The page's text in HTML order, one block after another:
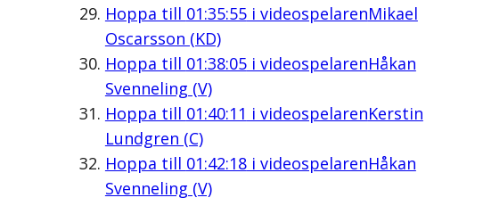
Hoppa till 01:35:55i videospelarenMikael
Oscarsson (KD)
Hoppa till 01:38:05i videospelarenHåkan
Svenneling (V)
Hoppa till 01:40:11 i videospelarenKerstin
Lundgren (C)
Hoppa till 01:42:18i videospelarenHåkan
Svenneling (V)